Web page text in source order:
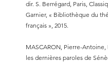
dir. S. Berrégard, Paris,
Garnier, « Bibliothèque du
français », 2015.
MASCARON, Pierre-
les dernières paroles de